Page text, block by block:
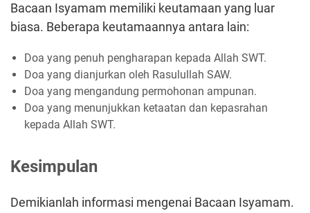
Bacaan Isyamam memiliki keutamaan yang luar
biasa. Beberapa keutamaannya antara lain:
Doa yang penuh pengharapan kepada Allah SWT.
Doa yang dianjurkan oleh Rasulullah SAW.
Doa yang mengandung permohonan ampunan.
Doa yang menunjukkan ketaatan dan kepasrahan
kepada Allah SWT.
Kesimpulan
Demikianlah informasi mengenai Bacaan Isyamam.